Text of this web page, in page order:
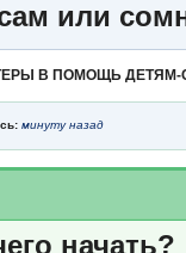
или
В ПОМОЩЬ
минуту назад
начать?